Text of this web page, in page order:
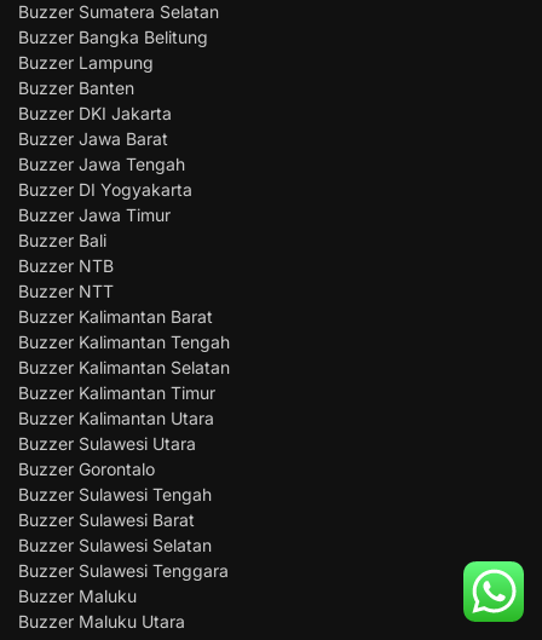
Buzzer Sumatera Selatan
Buzzer Bangka Belitung
Buzzer Lampung
Buzzer Banten
Buzzer DKI Jakarta
Buzzer Jawa Barat
Buzzer Jawa Tengah
Buzzer DI Yogyakarta
Buzzer Jawa Timur
Buzzer Bali
Buzzer NTB
Buzzer NTT
Buzzer Kalimantan Barat
Buzzer Kalimantan Tengah
Buzzer Kalimantan Selatan
Buzzer Kalimantan Timur
Buzzer Kalimantan Utara
Buzzer Sulawesi Utara
Buzzer Gorontalo
Buzzer Sulawesi Tengah
Buzzer Sulawesi Barat
Buzzer Sulawesi Selatan
Buzzer Sulawesi Tenggara
Buzzer Maluku
Buzzer Maluku Utara